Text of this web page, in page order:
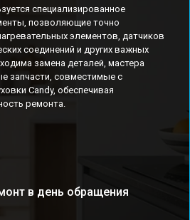
специализированное
позволяющие точно
элементов, датчиков
соединений и других важных
замена деталей, мастера
запчасти, совместимые с
Candy, обеспечивая
ремонта.
в день обращения